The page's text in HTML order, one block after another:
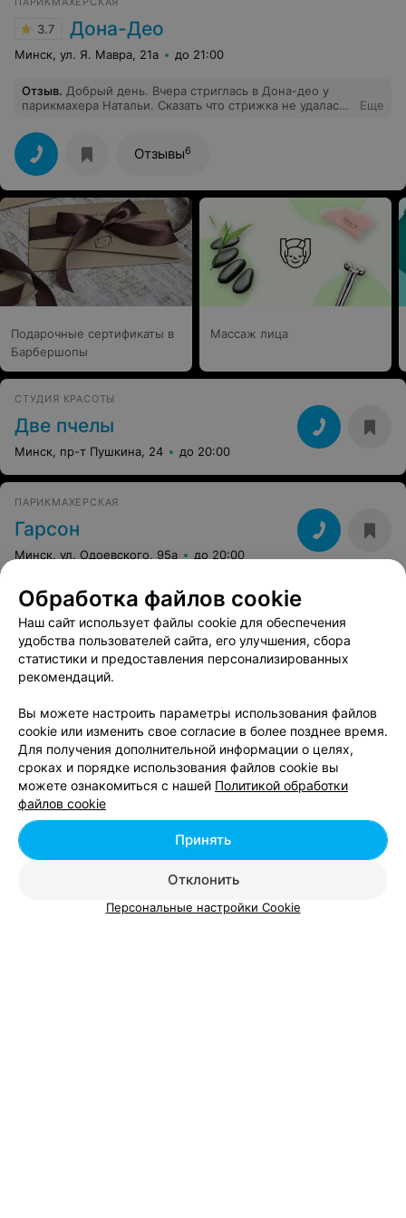
3.7 Дона-Део
Минск, ул. Я. Мавра, 21а до 21:00
Отзыв. Добрый день. Вчера стриглась в Дона-део у
парикмахера Натальи. Сказать что стрижка не удалась,
рвали зубами. Вся голова в пропоешинах, макушка
выстрежена практически под ноль. Прическа
испорчена. Настроение на ближайшие 3 месяца-
испорчено. Сколько это безобразие будет отростоть,
ума не приложу. Фото прилагаю. На скриншоте то что
ожидала. Ели хотите выглядеть как облупленная коза,
милости просим в этот салон.
Еще
Отзывы6
Подарочные сертификаты в
Барбершопы
Массаж лица
СТУДИЯ КРАСОТЫ
Две пчелы
Минск, пр-т Пушкина, 24 до 20:00
ПАРИКМАХЕРСКАЯ
Гарсон
Минск, ул. Одоевского, 95а до 20:00
ПАРИКМАХЕРСКАЯ
Икона стиля
Минск, ул. Карла Либкнехта, 110 до 20:00
Смотрите также
Обработка файлов cookie
Наш сайт использует файлы cookie для обеспечения
удобства пользователей сайта, его улучшения, сбора
статистики и предоставления персонализированных
рекомендаций.
Вы можете настроить параметры использования файлов
cookie или изменить свое согласие в более позднее время.
Для получения дополнительной информации о целях,
сроках и порядке использования файлов cookie вы
можете ознакомиться с нашей Политикой обработки
файлов cookie
Отклонить
Принять
Персональные настройки Cookie